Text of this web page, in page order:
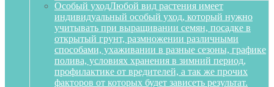
Особый уходЛюбой вид растения имеет
индивидуальный особый уход, который нужно
учитывать при выращивании семян, посадке в
открытый грунт, размножении различными
способами, ухаживании в разные сезоны, графике
полива, условиях хранения в зимний период,
профилактике от вредителей, а так же прочих
факторов от которых будет зависеть результат.